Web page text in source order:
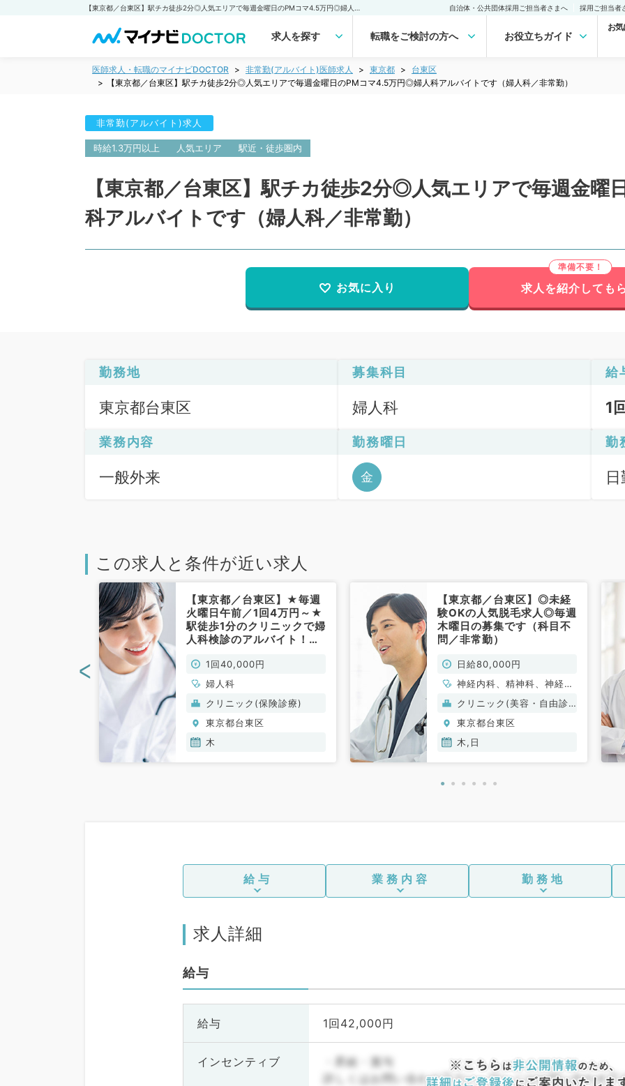
自治体・公共団体採用ご担当者さまへ 採用ご担当者
求人を探す 転職をご検討の方へ お役立ちガイド
お
医師求人・転職のマイナビDOCTOR 非常勤(アルバイト)医師求人 東京都
台東区
【東京都／台東区】駅チカ徒歩2分◎人気エリアで毎週金曜日のPMコマ4.5万円◎婦人科アルバイトです（婦人科／非常勤）
非常勤(アルバイト)求人
時給1.3万円以上 人気エリア 駅近・徒歩圏内
【東京都／台東区】駅チカ徒歩2分◎人気エリアで毎週金
科アルバイトです（婦人科／非常勤）
お気に入り 求人を紹介しても
勤務地
東京都台東区
募集科目
婦人科
給
1
業務内容
一般外来
勤務曜日
金
勤
この求人と条件が近い求人
【東京都／台東区】★毎週
火曜日午前／1回4万円～★
駅徒歩1分のクリニックで婦
人科検診のアルバイト！
1回40,000円
婦人科
クリニック(保険診療)
東京都台東区
木
【東京都／台東区】◎未経
験OKの人気脱毛求人◎毎週
木曜日の募集です（科目不
問／非常勤）
日給80,000円
神経内科、精神科、神経
科、心療内科、小児科、整
形外科、形成外科、美容外
科、脳神経外科、呼吸器外
科、心臓血管外科、皮膚
咽喉科、放射線科、麻酔
科、消化器外科、乳腺外
科、美容皮膚科、膠原病
科、大腸・肛門外科、科目
クリニック(美容・自由診
療）
東京都台東区
木,日
<
給与 業務内容 勤務地
求人詳細
給与
給与 1回42,000円
インセンティブ
・昇給・賞与
詳しくはお問い合わせ下さい。詳しくはお問い合わせ下